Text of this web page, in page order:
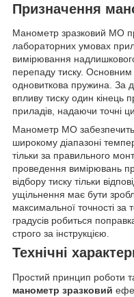
Призначення
Манометр зразковий МО
лабораторних умовах
вимірювання
перепаду тиску.
одновиткова пружина. За
впливу тиску один кінець
приладів, надаючи точні
Манометр МО забезпечить
широкому діапазоні
тільки за правильного
проведення вимірювань
відбору тиску тільки
ущільнення має бути
максимальної точності
градусів робиться
строго за інструкцією.
Технічні
Простий принцип роботи
манометр зразковий